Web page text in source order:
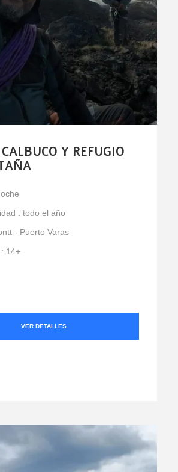
Y REFUGIO
: todo el año
- Puerto Varas
14+
VER DETALLES